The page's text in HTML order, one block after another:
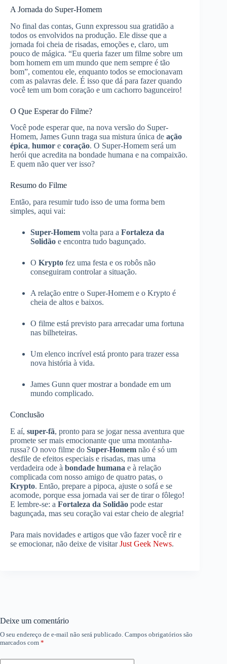
A Jornada do Super-Homem
No final das contas, Gunn expressou sua gratidão a
todos os envolvidos na produção. Ele disse que a
jornada foi cheia de risadas, emoções e, claro, um
pouco de mágica. “Eu queria fazer um filme sobre um
bom homem em um mundo que nem sempre é tão
bom”, comentou ele, enquanto todos se emocionavam
com as palavras dele. É isso que dá para fazer quando
você tem um bom coração e um cachorro bagunceiro!
O Que Esperar do Filme?
Você pode esperar que, na nova versão do Super-
Homem, James Gunn traga sua mistura única de ação
épica, humor e coração. O Super-Homem será um
herói que acredita na bondade humana e na compaixão.
E quem não quer ver isso?
Resumo do Filme
Então, para resumir tudo isso de uma forma bem
simples, aqui vai:
Super-Homem volta para a Fortaleza da
Solidão e encontra tudo bagunçado.
O Krypto fez uma festa e os robôs não
conseguiram controlar a situação.
A relação entre o Super-Homem e o Krypto é
cheia de altos e baixos.
O filme está previsto para arrecadar uma fortuna
nas bilheteiras.
Um elenco incrível está pronto para trazer essa
nova história à vida.
James Gunn quer mostrar a bondade em um
mundo complicado.
Conclusão
E aí, super-fã, pronto para se jogar nessa aventura que
promete ser mais emocionante que uma montanha-
russa? O novo filme do Super-Homem não é só um
desfile de efeitos especiais e risadas, mas uma
verdadeira ode à bondade humana e à relação
complicada com nosso amigo de quatro patas, o
Krypto. Então, prepare a pipoca, ajuste o sofá e se
acomode, porque essa jornada vai ser de tirar o fôlego!
E lembre-se: a Fortaleza da Solidão pode estar
bagunçada, mas seu coração vai estar cheio de alegria!
Para mais novidades e artigos que vão fazer você rir e
se emocionar, não deixe de visitarJust Geek News.
Deixe um comentário
O seu endereço de e-mail não será publicado. Campos obrigatórios são
marcados com *